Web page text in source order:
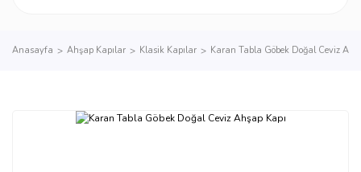
Anasayfa Ahşap Kapılar Klasik Kapılar Karan Tabla Göbek Doğal Ceviz